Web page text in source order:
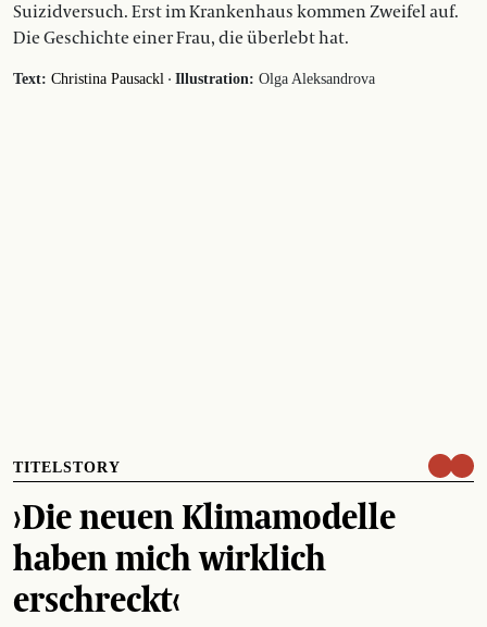
Suizidversuch. Erst im Krankenhaus kommen Zweifel auf.
Die Geschichte einer Frau, die überlebt hat.
Text: Christina Pausackl · Illustration: Olga Aleksandrova
TITELSTORY
›Die neuen Klimamodelle
haben mich wirklich
erschreckt‹